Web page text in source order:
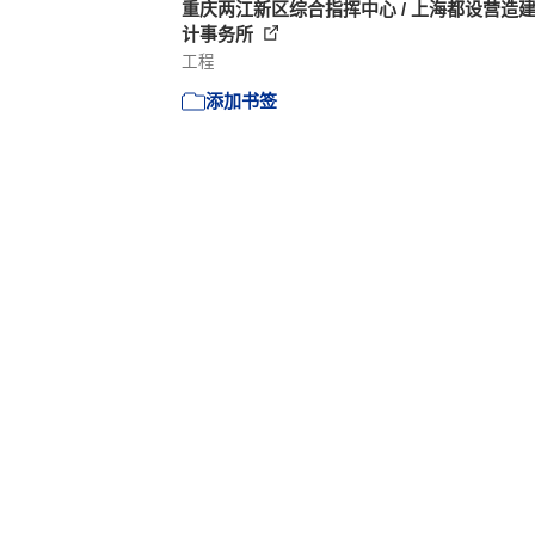
重庆两江新区综合指挥中心 / 上海都设营造
计事务所
工程
添加书签